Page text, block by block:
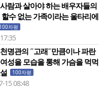
람과 살아야 하는 배우자들의
수 없는 가족이라는 울타리에
100자평
명관의 ˝고래˝만큼이나 파란
성을 모습을 통해 가슴을 먹먹
100자평
15 08:48